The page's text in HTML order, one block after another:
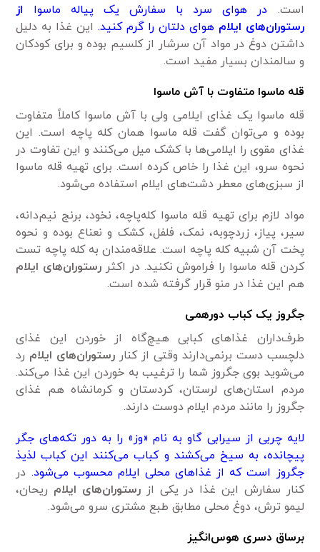
است. در هوای سرد با سفارش یک پیاله ماسوا از
رستوران‌های ایلام هوای دلتان را گرم کنید. این غذا به دلیل
داشتن دوغ در مواد آن سرشار از کلسیم بوده و برای کودکان
و سالمندان بسیار مفید است.
قله ماسوا متفاوت با آش ماسوا
قله ماسوا یک غذای ایلامی ولی با آش ماسوا کاملاً متفاوت
بوده و می‌توان گفت قله ماسوا همان کله پاچه است. این
غذای مقوی را ایلامی‌ها با کشک میل می‌کنند و این تفاوت در
نحوه سرو، این غذا را خاص کرده است. برای تهیه قله ماسوا
از سبزی‌های معطر دشت‌های ایلام استفاده می‌شود.
مواد لازم برای تهیه قله ماسوا کله‌پاچه، نخود، برنج نیم‌دانه،
سیر، پیاز، زردچوبه، نمک، فلفل، کشک و نعناع بوده و نحوه
پخت آن شبیه کله پاچه است. علاقه‌مندان به کله پاچه تست
کردن قله ماسوا را فراموش نکنید. در اکثر رستوران‌های ایلام
هم این غذا در منو قرار گرفته شده است.
جگروز یک کباب دورهمی
طرف‌داران غذاهای کبابی هیچ‌گاه از خوردن این غذای
دلچسب دست‌ برنمی‌دارند وقتی از کنار رستوران‌های ایلام رد
می‌شوید بوی جگروز شما را ترغیب به خوردن این غذا می‌کند.
مردم استان‌های لرستان، کردستان و کرمانشاه هم غذای
جگروز را مانند مردم ایلام دوست دارند.
لایه چربی از سیرابی گاو به نام «وز» را به دور تکه‌های جگر
پیچانده، به سیخ می‌کشند و کباب می‌کنند این کباب لذیذ
جگروز است که از غذاهای محلی ایلام محسوب می‌شود. در
کنار سفارش این غذا در یکی از رستوران‌های ایلام ریحان،
لیمو ترش، دوغ محلی مطابق طبع مشتری سرو می‌شود.
برساق دسری هوس‌انگیز